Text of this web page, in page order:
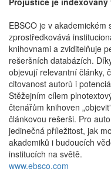
EBSCO je v
zprostředkovává
knihovnami a zviditelňuje
rešeršních databázích.
objevují relevantní články,
citovanost autorů i
Stěžejním cílem
čtenářům knihoven
článkovou rešerši. Pro
jedinečná příležitost, jak
akademiků i budoucích
institucích na světě.
www.ebsco.com